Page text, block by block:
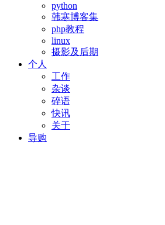
python
韩寒博客集
php教程
linux
摄影及后期
个人
工作
杂谈
碎语
快讯
关于
导购